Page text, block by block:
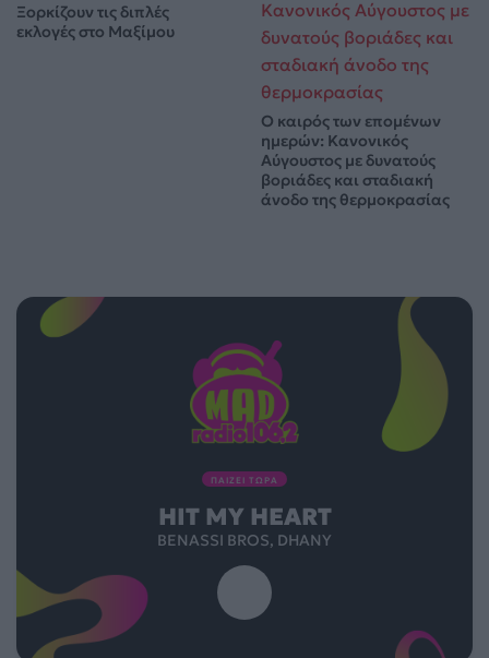
Ξορκίζουν τις διπλές
εκλογές στο Μαξίμου
Ο καιρός των επομένων
ημερών: Κανονικός
Αύγουστος με δυνατούς
βοριάδες και σταδιακή
άνοδο της θερμοκρασίας
ΠΑΙΖΕΙ ΤΩΡΑ
HIT MY HEART
BENASSI BROS, DHANY